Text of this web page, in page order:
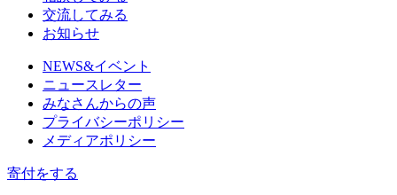
交流してみる
お知らせ
NEWS&イベント
ニュースレター
みなさんからの声
プライバシーポリシー
メディアポリシー
寄付をする